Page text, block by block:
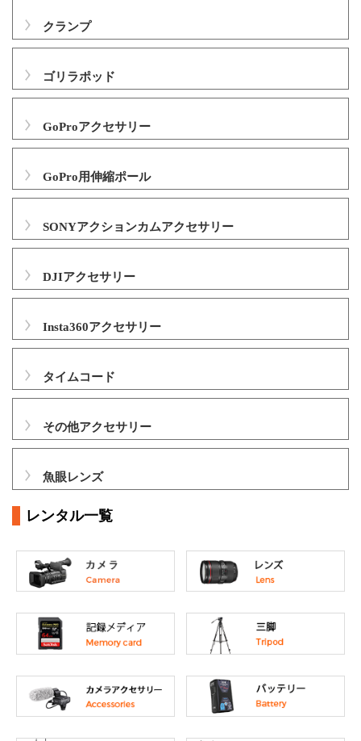
クランプ
ゴリラポッド
GoProアクセサリー
GoPro用伸縮ポール
SONYアクションカムアクセサリー
DJIアクセサリー
Insta360アクセサリー
タイムコード
その他アクセサリー
魚眼レンズ
レンタル一覧